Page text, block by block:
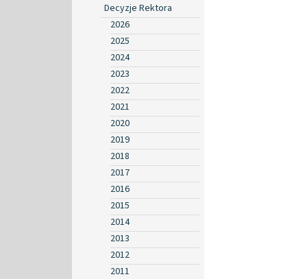
Decyzje Rektora
2026
2025
2024
2023
2022
2021
2020
2019
2018
2017
2016
2015
2014
2013
2012
2011